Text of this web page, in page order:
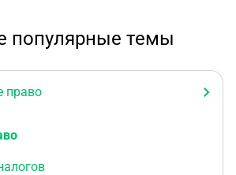
популярные темы
право